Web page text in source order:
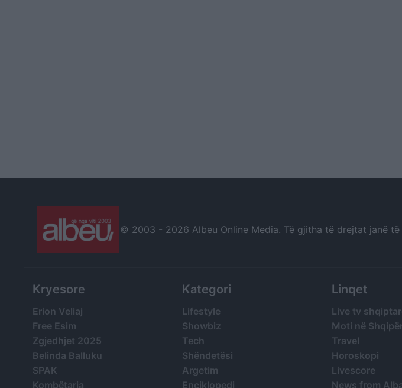
© 2003 - 2026 Albeu Online Media. Të gjitha të drejtat janë të
Kryesore
Erion Veliaj
Free Esim
Zgjedhjet 2025
Belinda Balluku
SPAK
Kombëtarja
Kategori
Lifestyle
Showbiz
Tech
Shëndetësi
Argetim
Enciklopedi
Linqet
Live tv
Moti në
Travel
Horoskopi
Livescore
News from